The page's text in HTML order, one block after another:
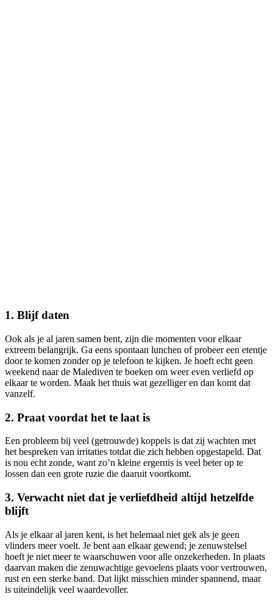
1. Blijf daten
Ook als je al jaren samen bent, zijn die momenten voor elkaar
extreem belangrijk. Ga eens spontaan lunchen of probeer een etentje
door te komen zonder op je telefoon te kijken. Je hoeft echt geen
weekend naar de Malediven te boeken om weer even verliefd op
elkaar te worden. Maak het thuis wat gezelliger en dan komt dat
vanzelf.
2. Praat voordat het te laat is
Een probleem bij veel (getrouwde) koppels is dat zij wachten met
het bespreken van irritaties totdat die zich hebben opgestapeld. Dat
is nou echt zonde, want zo’n kleine ergernis is veel beter op te
lossen dan een grote ruzie die daaruit voortkomt.
3. Verwacht niet dat je verliefdheid altijd hetzelfde
blijft
Als je elkaar al jaren kent, is het helemaal niet gek als je geen
vlinders meer voelt. Je bent aan elkaar gewend; je zenuwstelsel
hoeft je niet meer te waarschuwen voor alle onzekerheden. In plaats
daarvan maken die zenuwachtige gevoelens plaats voor vertrouwen,
rust en een sterke band. Dat lijkt misschien minder spannend, maar
is uiteindelijk veel waardevoller.